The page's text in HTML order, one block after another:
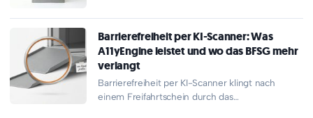
in Nanjing hat Yonyou…
Barrierefreiheit per KI-Scanner: Was
A11yEngine leistet und wo das BFSG mehr
verlangt
Barrierefreiheit per KI-Scanner klingt nach
einem Freifahrtschein durch das